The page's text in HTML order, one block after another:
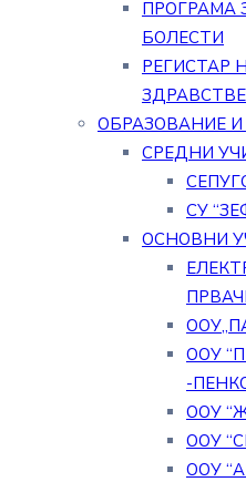
ПРОГРАМА
БОЛЕСТИ
РЕГИСТАР
ОБРАЗОВАНИЕ
СРЕДНИ
СУ
ОСНОВНИ
ООУ
-
ООУ
ООУ
ООУ